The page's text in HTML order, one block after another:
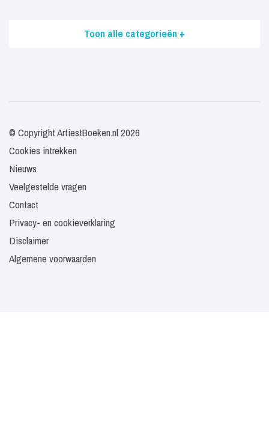
Toon alle categorieën +
© Copyright ArtiestBoeken.nl 2026
Cookies intrekken
Nieuws
Veelgestelde vragen
Contact
Privacy- en cookieverklaring
Disclaimer
Algemene voorwaarden